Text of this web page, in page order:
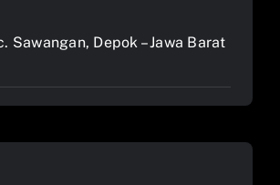
Sawangan, Depok – Jawa Barat